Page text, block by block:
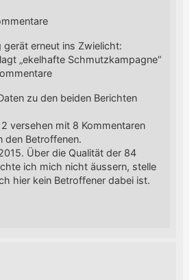
gerät erneut ins Zwielicht:
„ekelhafte Schmutzkampagne“
zu den beiden Berichten
versehen mit 8 Kommentaren
den Betroffenen.
Über die Qualität der 84
ich mich nicht äussern, stelle
hier kein Betroffener dabei ist.